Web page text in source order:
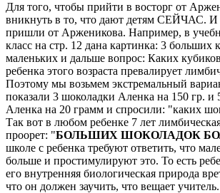
Для того, чтобы прийти в восторг от
вникнуть в то, что дают детям СЕЙЧАС. И
пришли от Арженикова. Например, в
класс на стр. 12 дана картинка: 3 больших
маленьких и дальше вопрос: Каких
ребенка этого возраста превалирует
Поэтому мы возьмем экстремальный
показали 3 шоколадки Аленка на 150 гр. и
Аленка на 20 грамм и спросили: "каких
Так вот в любом ребенке 7 лет
проорет: "БОЛЬШИХ ШОКОЛАДОК
школе с ребенка требуют ответить, что
больше и простимулируют это. То есть
его внутренняя биологическая природа
что он должен заучить, что вещает